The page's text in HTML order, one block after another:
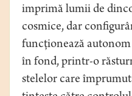
imprimă lumii de
cosmice, dar
funcționează
în fond, printr-o
stelelor care